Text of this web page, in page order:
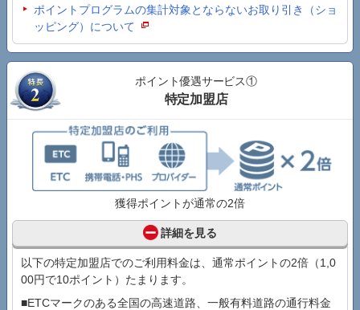
ポイントプログラムの集計対象とならないお取り引き（ショ
ッピング）について
ポイント優遇サービス①
特定加盟店
獲得ポイントが通常の2倍
詳細を見る
以下の特定加盟店でのご利用料金は、通常ポイントの2倍（1,0
00円で10ポイント）たまります。
■ETCマークのある全国の高速道路、一般有料道路の通行料金